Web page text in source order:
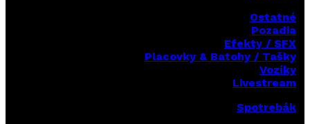
Ostatné
Pozadia
Efekty / SFX
Placovky & Batohy / Tašky
Vozíky
Livestream
Spotrebák